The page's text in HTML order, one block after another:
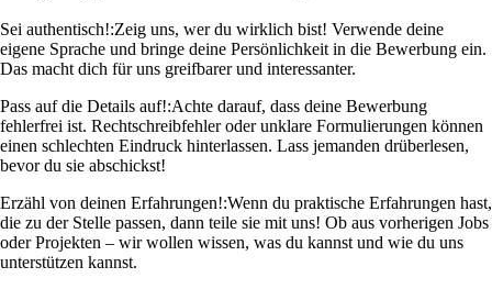
Sei authentisch!:Zeig uns, wer du wirklich bist! Verwende deine
eigene Sprache und bringe deine Persönlichkeit in die Bewerbung ein.
Das macht dich für uns greifbarer und interessanter.
Pass auf die Details auf!:Achte darauf, dass deine Bewerbung
fehlerfrei ist. Rechtschreibfehler oder unklare Formulierungen können
einen schlechten Eindruck hinterlassen. Lass jemanden drüberlesen,
bevor du sie abschickst!
Erzähl von deinen Erfahrungen!:Wenn du praktische Erfahrungen hast,
die zu der Stelle passen, dann teile sie mit uns! Ob aus vorherigen Jobs
oder Projekten – wir wollen wissen, was du kannst und wie du uns
unterstützen kannst.